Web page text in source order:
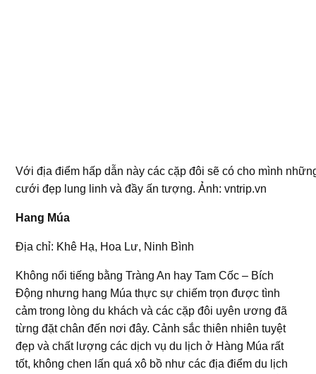
Với địa điểm hấp dẫn này các cặp đôi sẽ có cho mình
cưới đẹp lung linh và đầy ấn tượng. Ảnh: vntrip.vn
Hang Múa
Địa chỉ: Khê Hạ, Hoa Lư, Ninh Bình
Không nổi tiếng bằng Tràng An hay Tam Cốc – Bích
Động nhưng hang Múa thực sự chiếm trọn được tình
cảm trong lòng du khách và các cặp đôi uyên ương đã
từng đặt chân đến nơi đây. Cảnh sắc thiên nhiên tuyệt
đẹp và chất lượng các dịch vụ du lịch ở Hàng Múa rất
tốt, không chen lấn quá xô bồ như các địa điểm du lịch